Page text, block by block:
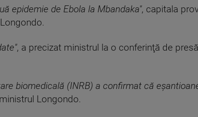
epidemie de Ebola la Mbandaka", capitala
, a precizat ministrul la o conferinţă de
biomedicală (INRB) a confirmat că
Longondo.